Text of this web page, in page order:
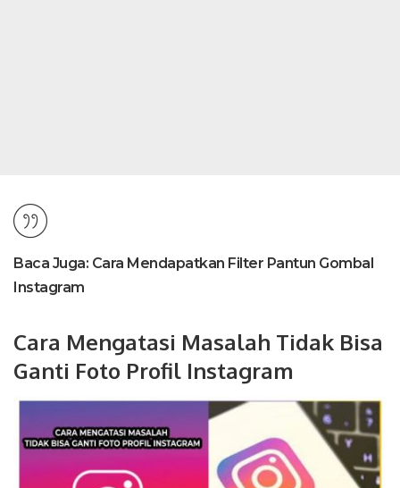
Baca Juga: Cara Mendapatkan Filter Pantun Gombal
Instagram
Cara Mengatasi Masalah Tidak Bisa
Ganti Foto Profil Instagram